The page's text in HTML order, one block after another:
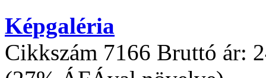
Képgaléria
Cikkszám 7166 Bruttó ár: